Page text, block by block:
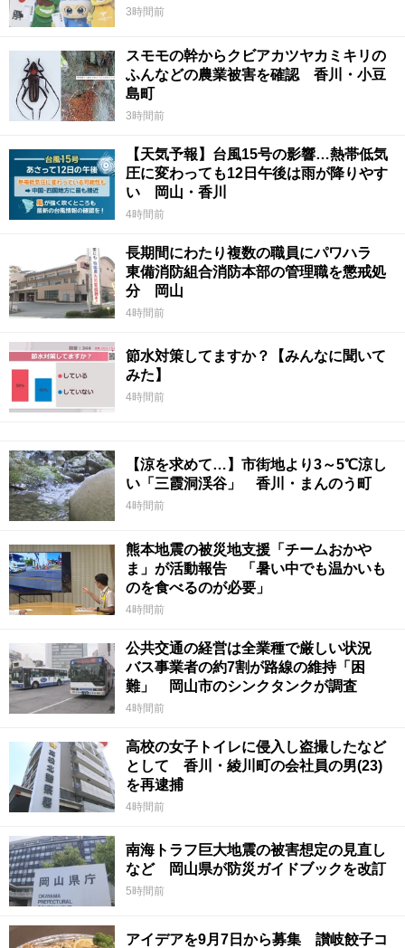
3時間前
スモモの幹からクビアカツヤカミキリの
ふんなどの農業被害を確認 香川・小豆
島町
3時間前
【天気予報】台風15号の影響…熱帯低気
圧に変わっても12日午後は雨が降りやす
い 岡山・香川
4時間前
長期間にわたり複数の職員にパワハラ
東備消防組合消防本部の管理職を懲戒処
分 岡山
4時間前
節水対策してますか？【みんなに聞いて
みた】
4時間前
【涼を求めて…】市街地より3～5℃涼し
い「三霞洞渓谷」 香川・まんのう町
4時間前
熊本地震の被災地支援「チームおかや
ま」が活動報告 「暑い中でも温かいも
のを食べるのが必要」
4時間前
公共交通の経営は全業種で厳しい状況
バス事業者の約7割が路線の維持「困
難」 岡山市のシンクタンクが調査
4時間前
高校の女子トイレに侵入し盗撮したなど
として 香川・綾川町の会社員の男(23)
を再逮捕
4時間前
南海トラフ巨大地震の被害想定の見直し
など 岡山県が防災ガイドブックを改訂
5時間前
アイデアを9月7日から募集 讃岐餃子コ